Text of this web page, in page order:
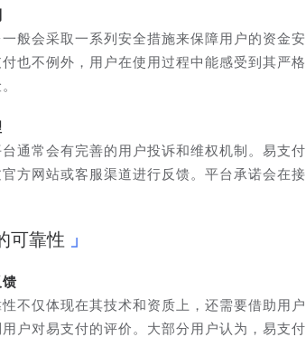
般会采取一系列安全措施来保障用户的资金
也不例外，用户在使用过程中能感受到其严
通常会有完善的用户投诉和维权机制。易支
方网站或客服渠道进行反馈。平台承诺会在
可靠性
不仅体现在其技术和资质上，还需要借助用
户对易支付的评价。大部分用户认为，易支